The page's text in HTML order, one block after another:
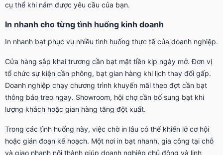
cụ thể khi nắm được yêu cầu của bạn.
In nhanh cho từng tình huống kinh doanh
In nhanh bạt phục vụ nhiều tình huống thực tế của doanh nghiệp.
Cửa hàng sắp khai trương cần bạt mặt tiền kịp ngày mở. Đơn vị
tổ chức sự kiện cần phông, bạt gian hàng khi lịch thay đổi gấp.
Doanh nghiệp chạy chương trình khuyến mãi theo đợt cần bạt
thông báo treo ngay. Showroom, hội chợ cần bổ sung bạt khi
lượng khách hoặc gian hàng tăng đột xuất.
Trong các tình huống này, việc chờ in lâu có thể khiến lỡ cơ hội
hoặc gián đoạn kế hoạch. Một nơi in bạt nhanh, gia công tại chỗ
và giao nhanh nội thành giúp doanh nghiệp chủ động và linh